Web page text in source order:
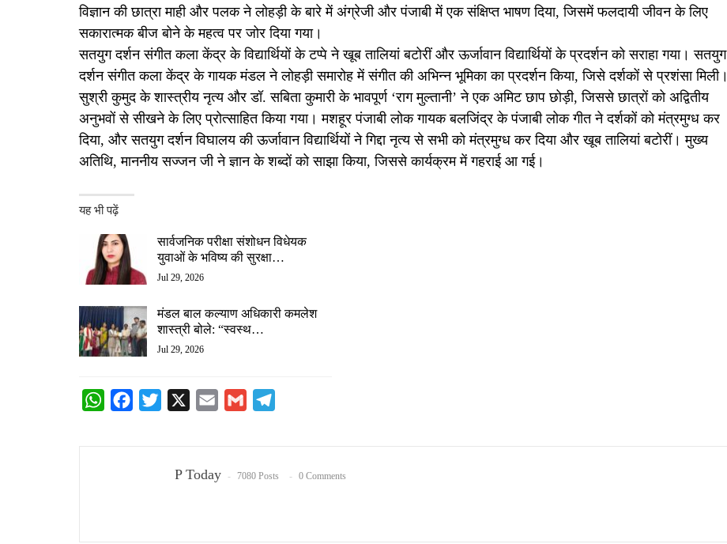
विज्ञान की छात्रा माही और पलक ने लोहड़ी के बारे में अंग्रेजी और पंजाबी में एक संक्षिप्त भाषण दिया, जिसमें फलदायी जीवन के लिए
सकारात्मक बीज बोने के महत्व पर जोर दिया गया।
सतयुग दर्शन संगीत कला केंद्र के विद्यार्थियों के टप्पे ने खूब तालियां बटोरीं और ऊर्जावान विद्यार्थियों के प्रदर्शन को सराहा गया। सतयुग
दर्शन संगीत कला केंद्र के गायक मंडल ने लोहड़ी समारोह में संगीत की अभिन्न भूमिका का प्रदर्शन किया, जिसे दर्शकों से प्रशंसा मिली।
सुश्री कुमुद के शास्त्रीय नृत्य और डॉ. सबिता कुमारी के भावपूर्ण ‘राग मुल्तानी’ ने एक अमिट छाप छोड़ी, जिससे छात्रों को अद्वितीय
अनुभवों से सीखने के लिए प्रोत्साहित किया गया। मशहूर पंजाबी लोक गायक बलजिंद्र के पंजाबी लोक गीत ने दर्शकों को मंत्रमुग्ध कर
दिया, और सतयुग दर्शन विघालय की ऊर्जावान विद्यार्थियों ने गिद्दा नृत्य से सभी को मंत्रमुग्ध कर दिया और खूब तालियां बटोरीं। मुख्य
अतिथि, माननीय सज्जन जी ने ज्ञान के शब्दों को साझा किया, जिससे कार्यक्रम में गहराई आ गई।
यह भी पढ़ें
सार्वजनिक परीक्षा संशोधन विधेयक
युवाओं के भविष्य की सुरक्षा…
Jul 29, 2026
मंडल बाल कल्याण अधिकारी कमलेश
शास्त्री बोले: “स्वस्थ…
Jul 29, 2026
WhatsAppFacebook
Twitter Email Gmail
P Today 7080 Posts 0 Comments